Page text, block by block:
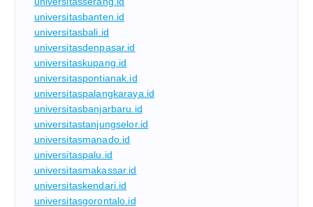
universitasbanten.id
universitasbali.id
universitasdenpasar.id
universitaskupang.id
universitaspontianak.id
universitaspalangkaraya.id
universitasbanjarbaru.id
universitastanjungselor.id
universitasmanado.id
universitaspalu.id
universitasmakassar.id
universitaskendari.id
universitasgorontalo.id